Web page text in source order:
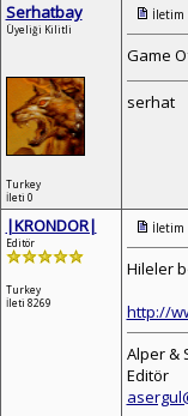
Serhatbay
Üyeliği Kilitli
Turkey
İleti 0
Game
serhat
|KRONDOR|
Editör
Turkey
İleti 8269
Hileler
http://
Alper &
Editör